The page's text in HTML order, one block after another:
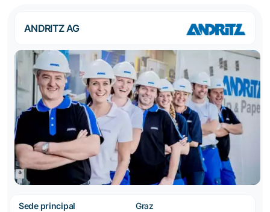
ANDRITZ AG
Sede principal Graz